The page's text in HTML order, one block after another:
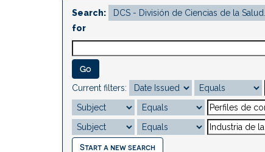
Search:
for
Current filters:
Start a new search